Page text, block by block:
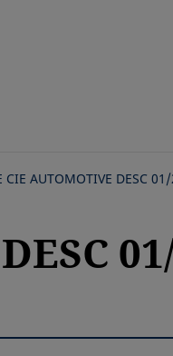
CIE AUTOMOTIVE DESC